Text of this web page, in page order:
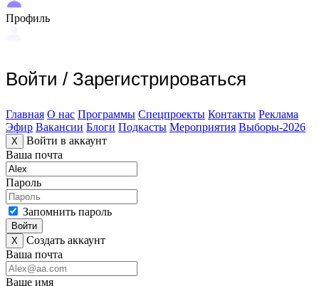
Профиль
Войти / Зарегистрироваться
Главная О нас Программы Спецпроекты Контакты Реклама
Эфир Вакансии Блоги Подкасты Мероприятия Выборы-2026
X
Войти в аккаунт
Ваша почта
Пароль
Запомнить пароль
Войти
X
Создать аккаунт
Ваша почта
Ваше имя